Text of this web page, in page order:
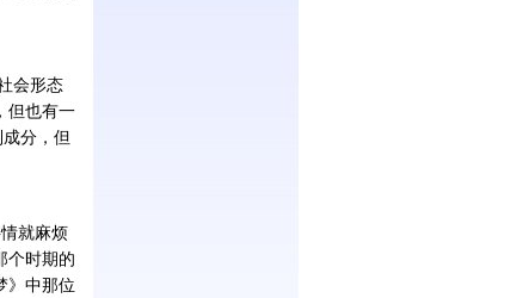
会形态
但也有一
分，但
就麻烦
个时期的
》中那位